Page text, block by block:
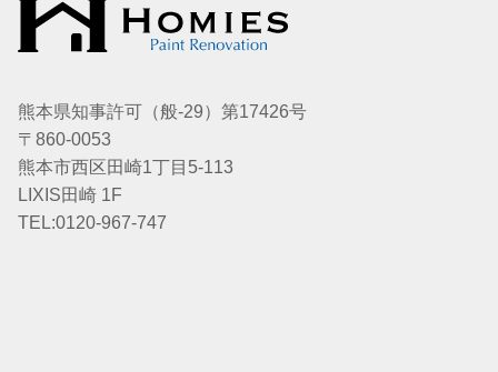
熊本県知事許可（般-29）第17426号
〒860-0053
熊本市西区田崎1丁目5-113
LIXIS田崎 1F
TEL:0120-967-747